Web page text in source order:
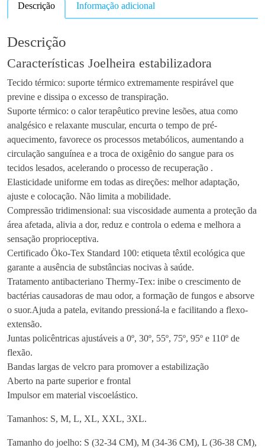
Descrição Informação adicional
Descrição
Características Joelheira estabilizadora
Tecido térmico: suporte térmico extremamente respirável que
previne e dissipa o excesso de transpiração.
Suporte térmico: o calor terapêutico previne lesões, atua como
analgésico e relaxante muscular, encurta o tempo de pré-
aquecimento, favorece os processos metabólicos, aumentando a
circulação sanguínea e a troca de oxigênio do sangue para os
tecidos lesados, acelerando o processo de recuperação .
Elasticidade uniforme em todas as direções: melhor adaptação,
ajuste e colocação. Não limita a mobilidade.
Compressão tridimensional: sua viscosidade aumenta a proteção da
área afetada, alivia a dor, reduz e controla o edema e melhora a
sensação proprioceptiva.
Certificado Öko-Tex Standard 100: etiqueta têxtil ecológica que
garante a ausência de substâncias nocivas à saúde.
Tratamento antibacteriano Thermy-Tex: inibe o crescimento de
bactérias causadoras de mau odor, a formação de fungos e absorve
o suor.Ajuda a patela, evitando pressioná-la e facilitando a flexo-
extensão.
Juntas policêntricas ajustáveis a 0º, 30º, 55º, 75º, 95º e 110º de
flexão.
Bandas largas de velcro para promover a estabilização
Aberto na parte superior e frontal
Impulsor em material viscoelástico.
Tamanhos: S, M, L, XL, XXL, 3XL.
Tamanho do joelho: S (32-34 CM), M (34-36 CM), L (36-38 CM),